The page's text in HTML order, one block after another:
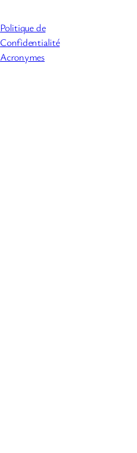
Politique de
Confidentialité
Acronymes